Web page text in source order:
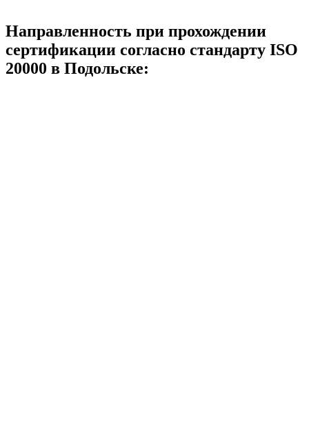
Направленность при прохождении
сертификации согласно стандарту ISO
20000 в Подольске: